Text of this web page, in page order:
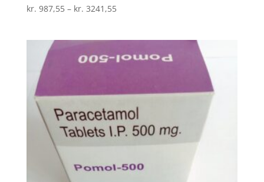
kr. 987,55 – kr. 3241,55Prisinterval: